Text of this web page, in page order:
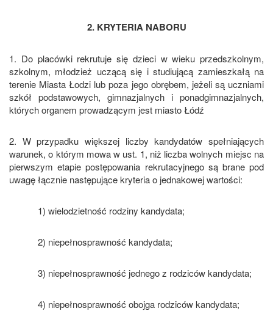
2. KRYTERIA NABORU
1. Do placówki rekrutuje się dzieci w wieku przedszkolnym,
szkolnym, młodzież uczącą się i studiującą zamieszkałą na
terenie Miasta Łodzi lub poza jego obrębem, jeżeli są uczniami
szkół podstawowych, gimnazjalnych i ponadgimnazjalnych,
których organem prowadzącym jest miasto Łódź
2. W przypadku większej liczby kandydatów spełniających
warunek, o którym mowa w ust. 1, niż liczba wolnych miejsc na
pierwszym etapie postępowania rekrutacyjnego są brane pod
uwagę łącznie następujące kryteria o jednakowej wartości:
1) wielodzietność rodziny kandydata;
2) niepełnosprawność kandydata;
3) niepełnosprawność jednego z rodziców kandydata;
4) niepełnosprawność obojga rodziców kandydata;